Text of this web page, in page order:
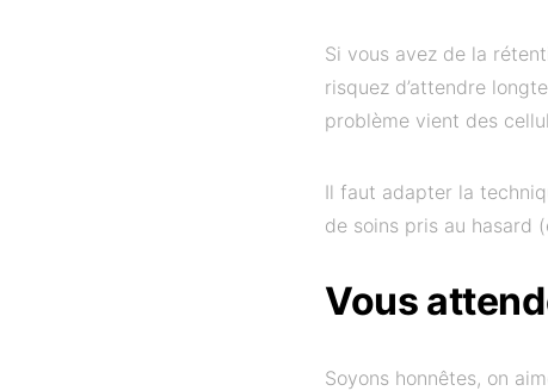
Si vous avez de la
risquez d’attendre
problème vient des
Il faut adapter la
de soins pris au hasard
Vous
Soyons honnêtes, on